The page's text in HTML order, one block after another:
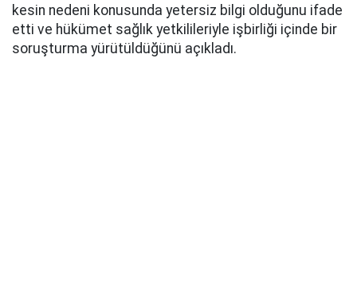
kesin nedeni konusunda yetersiz bilgi olduğunu ifade
etti ve hükümet sağlık yetkilileriyle işbirliği içinde bir
soruşturma yürütüldüğünü açıkladı.